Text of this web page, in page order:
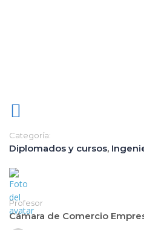
Categoría:
Diplomados y cursos,
Profesor
Cámara de Comercio